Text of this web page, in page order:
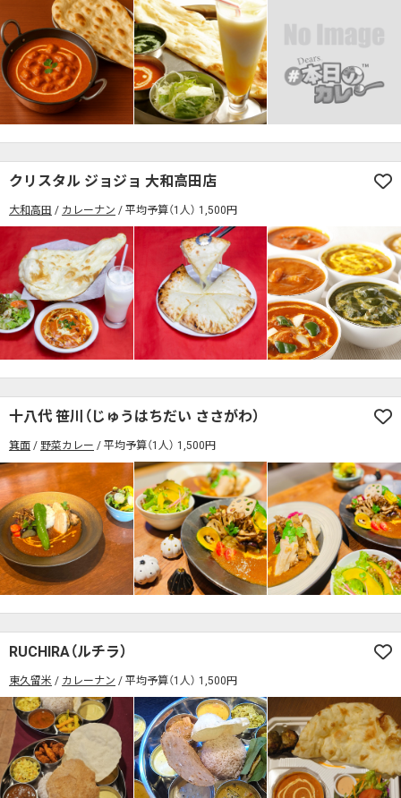
クリスタル ジョジョ 大和高田店
大和高田 カレーナン 平均予算（1人） 1,500円
十八代 笹川（じゅうはちだい ささがわ）
箕面 野菜カレー 平均予算（1人） 1,500円
RUCHIRA（ルチラ）
東久留米 カレーナン 平均予算（1人） 1,500円